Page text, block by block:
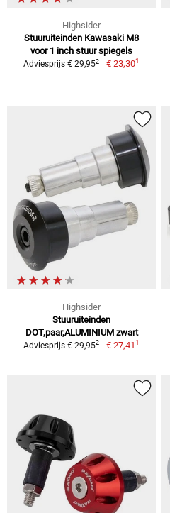
Highsider
Stuuruiteinden Kawasaki M8
voor 1 inch stuur spiegels
Adviesprijs € 29,952 € 23,301
Highsider
Stuuruiteinden
DOT,paar,ALUMINIUM zwart
Adviesprijs € 29,952 € 27,411